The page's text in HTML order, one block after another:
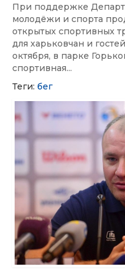
При поддержке
молодёжи и спорта
открытых спортивных
для харьковчан и
октября, в парке
спортивная...
Теги: бег